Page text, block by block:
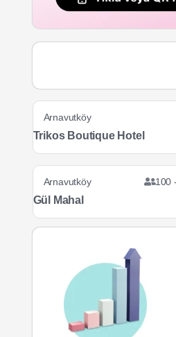
Arnavutköy
Trikos Boutique Hotel
Arnavutköy 100
Gül Mahal